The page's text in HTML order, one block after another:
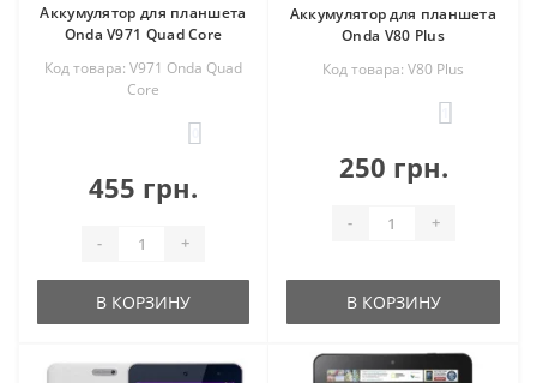
Аккумулятор для планшета
Onda V971 Quad Core
Код товара: V971 Onda Quad
Core
455 грн.
- +
В КОРЗИНУ
Аккумулятор для планшета
Onda V80 Plus
Код товара: V80 Plus
250 грн.
- +
В КОРЗИНУ